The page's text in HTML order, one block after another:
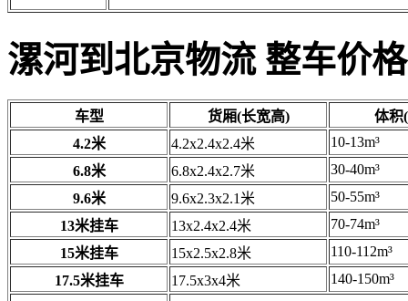
漯河到北京物流 整车价格
车型 货厢(长宽高)
体积
4.2米
4.2x2.4x2.4米
10-13m³
6.8米
6.8x2.4x2.7米
30-40m³
9.6米
9.6x2.3x2.1米
50-55m³
13米挂车
13x2.4x2.4米
70-74m³
15米挂车
15x2.5x2.8米
110-112m³
17.5米挂车
17.5x3x4米 140-150m³